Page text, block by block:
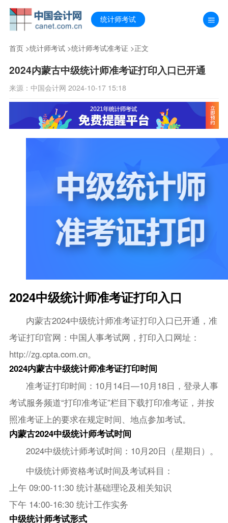
统计师考试
首页>统计师考试>统计师考试准考证 >正文
2024内蒙古中级统计师准考证打印入口已开通
来源：中国会计网 2024-10-17 15:18
2024中级统计师准考证打印入口
内蒙古2024中级统计师准考证打印入口已开通，准
考证打印官网：中国人事考试网，打印入口网址：
http://zg.cpta.com.cn。
2024内蒙古中级统计师准考证打印时间
准考证打印时间：10月14日—10月18日，登录人事
考试服务频道“打印准考证”栏目下载打印准考证，并按
照准考证上的要求在规定时间、地点参加考试。
内蒙古2024中级统计师考试时间
2024中级统计师考试时间：10月20日（星期日）。
中级统计师资格考试时间及考试科目：
上午 09:00-11:30 统计基础理论及相关知识
下午 14:00-16:30 统计工作实务
中级统计师考试形式